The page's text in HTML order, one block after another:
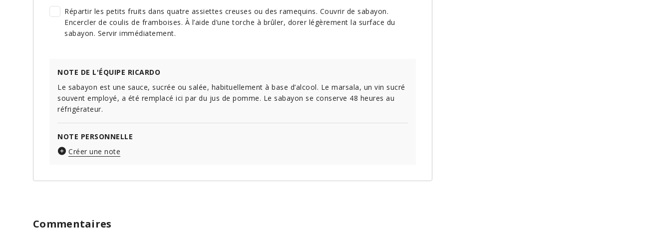
Répartir les petits fruits dans quatre assiettes creuses ou des ramequins. Couvrir de sabayon.
Encercler de coulis de framboises. À l’aide d’une torche à brûler, dorer légèrement la surface du
sabayon. Servir immédiatement.
NOTE DE L'ÉQUIPE RICARDO
Le sabayon est une sauce, sucrée ou salée, habituelle­ment à base d’alcool. Le marsala, un vin sucré
souvent employé, a été remplacé ici par du jus de pomme. Le sabayon se conserve 48 heures au
réfrigérateur.
NOTE PERSONNELLE
Créer une note
Commentaires